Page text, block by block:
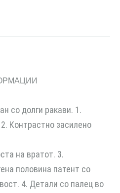
со долги ракави. 1.
Контрастно засилено
на вратот. 3.
половина патент со
4. Детали со палец во